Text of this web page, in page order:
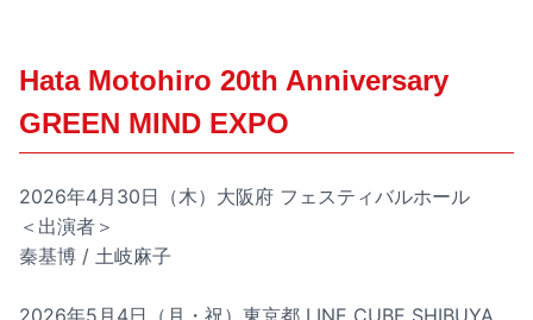
Hata Motohiro 20th Anniversary
GREEN MIND EXPO
2026年4月30日（木）大阪府 フェスティバルホール
＜出演者＞
秦基博 / 土岐麻子
2026年5月4日（月・祝）東京都 LINE CUBE SHIBUYA